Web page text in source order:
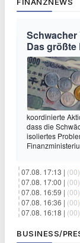
Schwacher
Das größte
koordinierte
dass die
isoliertes
07.08. 17:13 | (00)
07.08. 17:00 | (00)
07.08. 16:59 | (00)
07.08. 16:36 | (00)
07.08. 16:18 | (00)
BUSINESS/